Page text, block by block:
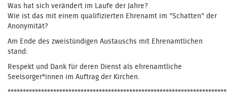
Was hat sich verändert im Laufe der Jahre?
Wie ist das mit einem qualifizierten Ehrenamt im "Schatten" der
Anonymität?
Am Ende des zweistündigen Austauschs mit Ehrenamtlichen
stand:
Respekt und Dank für deren Dienst als ehrenamtliche
Seelsorger*innen im Auftrag der Kirchen.